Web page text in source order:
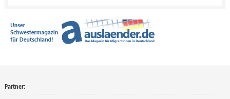
Partner: